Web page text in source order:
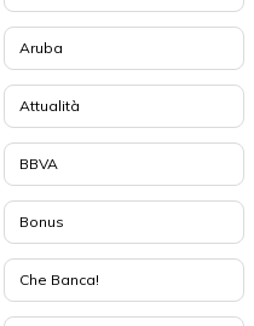
Aruba
Attualità
BBVA
Bonus
Che Banca!